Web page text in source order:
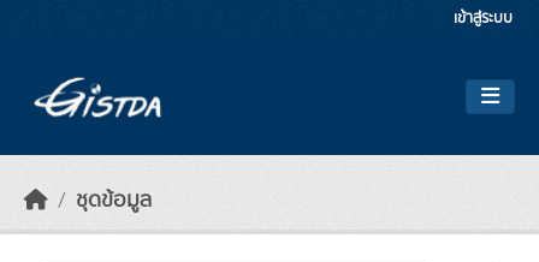
เข้าสู่ระบบ
ชุดข้อมูล